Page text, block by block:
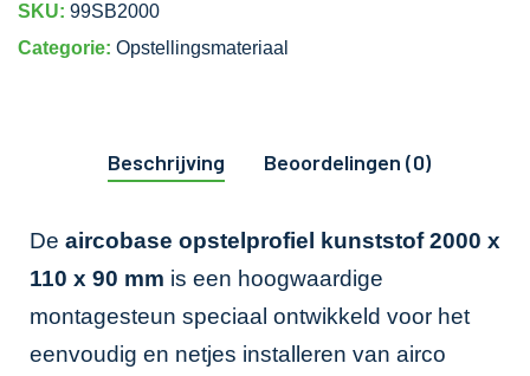
SKU: 99SB2000
Categorie: Opstellingsmateriaal
Beschrijving Beoordelingen (0)
De aircobase opstelprofiel kunststof 2000 x
110 x 90 mm is een hoogwaardige
montagesteun speciaal ontwikkeld voor het
eenvoudig en netjes installeren van airco